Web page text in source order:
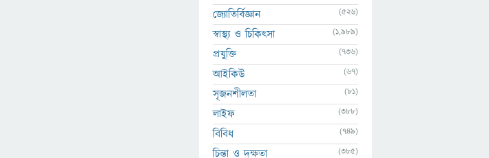
জ্যোতির্বিজ্ঞান (526)
স্বাস্থ্য ও চিকিৎসা (1,989)
প্রযুক্তি (736)
আইকিউ (67)
সৃজনশীলতা (81)
লাইফ (388)
বিবিধ (749)
চিন্তা ও দক্ষতা (385)